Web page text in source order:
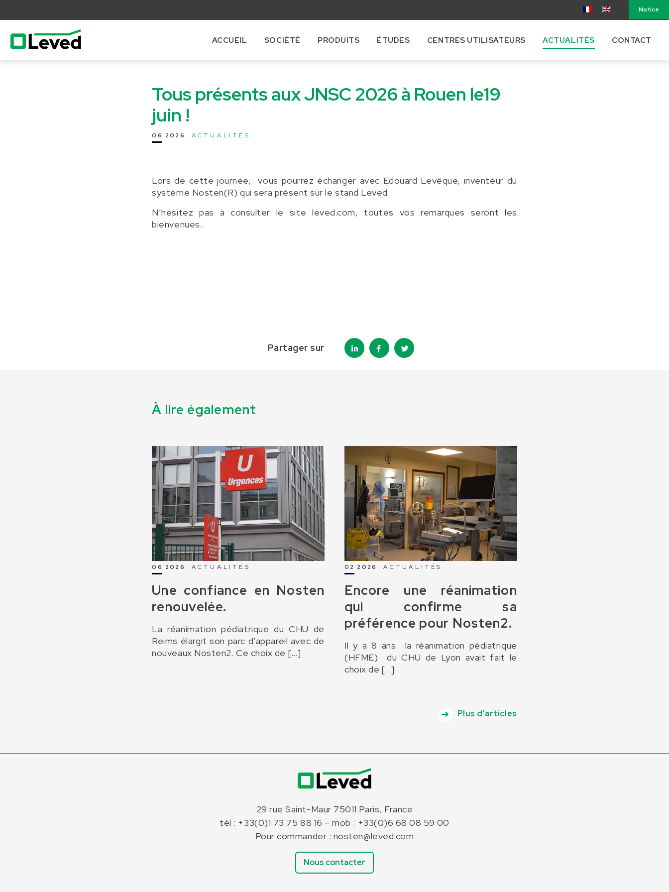
Notice
ACCUEIL SOCIÉTÉ PRODUITS ÉTUDES CENTRES UTILISATEURS ACTUALITÉS CONTACT
Tous présents aux JNSC 2026 à Rouen le19
juin !
06 2026 ACTUALITÉS
Lors de cette journée, vous pourrez échanger avec Edouard Levêque, inventeur du
système Nosten(R) qui sera présent sur le stand Leved.
N’hésitez pas à consulter le site leved.com, toutes vos remarques seront les
bienvenues.
Partager sur
À lire également
06 2026 ACTUALITÉS
Une confiance en Nosten
renouvelée.
La réanimation pédiatrique du CHU de
Reims élargit son parc d’appareil avec de
nouveaux Nosten2. Ce choix de […]
02 2026 ACTUALITÉS
Encore une réanimation
qui confirme sa
préférence pour Nosten2.
Il y a 8 ans la réanimation pédiatrique
(HFME) du CHU de Lyon avait fait le
choix de […]
Plus d'articles
29 rue Saint-Maur 75011 Paris, France
tél : +33(0)1 73 75 88 16 – mob : +33(0)6 68 08 59 00
Pour commander : nosten@leved.com
Nous contacter